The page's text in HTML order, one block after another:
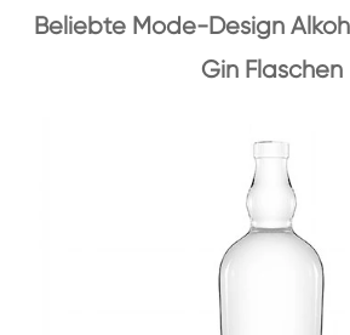
Beliebte Mode-Design
Gin Flaschen